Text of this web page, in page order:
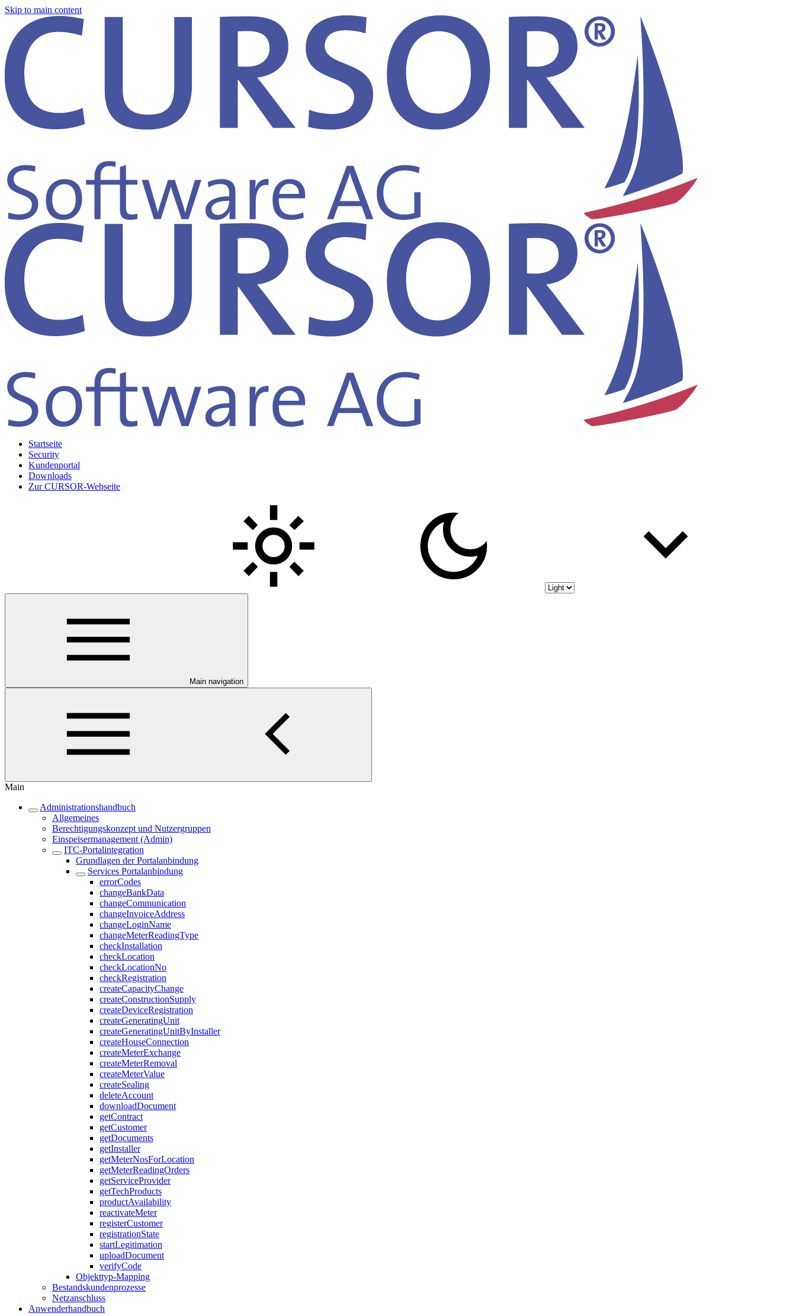
Skip to main content
Startseite
Security
Kundenportal
Downloads
Zur CURSOR-Webseite
Main navigation
Main
Administrationshandbuch
Allgemeines
Berechtigungskonzept und Nutzergruppen
Einspeisermanagement (Admin)
ITC-Portalintegration
Grundlagen der Portalanbindung
Services Portalanbindung
errorCodes
changeBankData
changeCommunication
changeInvoiceAddress
changeLoginName
changeMeterReadingType
checkInstallation
checkLocation
checkLocationNo
checkRegistration
createCapacityChange
createConstructionSupply
createDeviceRegistration
createGeneratingUnit
createGeneratingUnitByInstaller
createHouseConnection
createMeterExchange
createMeterRemoval
createMeterValue
createSealing
deleteAccount
downloadDocument
getContract
getCustomer
getDocuments
getInstaller
getMeterNosForLocation
getMeterReadingOrders
getServiceProvider
getTechProducts
productAvailability
reactivateMeter
registerCustomer
registrationState
startLegitimation
uploadDocument
verifyCode
Objekttyp-Mapping
Bestandskundenprozesse
Netzanschluss
Anwenderhandbuch